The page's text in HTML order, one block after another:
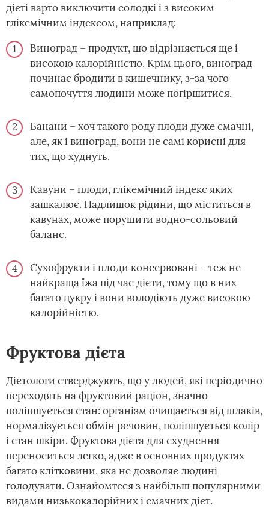
дієті варто виключити солодкі і з високим
глікемічним індексом, наприклад:
Виноград – продукт, що відрізняється ще і
високою калорійністю. Крім цього, виноград
починає бродити в кишечнику, з-за чого
самопочуття людини може погіршитися.
Банани – хоч такого роду плоди дуже смачні,
але, як і виноград, вони не самі корисні для
тих, що худнуть.
Кавуни – плоди, глікемічний індекс яких
зашкалює. Надлишок рідини, що міститься в
кавунах, може порушити водно-сольовий
баланс.
Сухофрукти і плоди консервовані – теж не
найкраща їжа під час дієти, тому що в них
багато цукру і вони володіють дуже високою
калорійністю.
Фруктова дієта
Дієтологи стверджують, що у людей, які періодично
переходять на фруктовий раціон, значно
поліпшується стан: організм очищається від шлаків,
нормалізується обмін речовин, поліпшується колір
і стан шкіри. Фруктова дієта для схуднення
переноситься легко, адже в основних продуктах
багато клітковини, яка не дозволяє людині
голодувати. Ознайомтеся з найбільш популярними
видами низькокалорійних і смачних дієт.